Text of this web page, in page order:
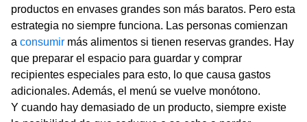
productos en envases grandes son más baratos. Pero esta
estrategia no siempre funciona. Las personas comienzan
a consumir más alimentos si tienen reservas grandes. Hay
que preparar el espacio para guardar y comprar
recipientes especiales para esto, lo que causa gastos
adicionales. Además, el menú se vuelve monótono.
Y cuando hay demasiado de un producto, siempre existe